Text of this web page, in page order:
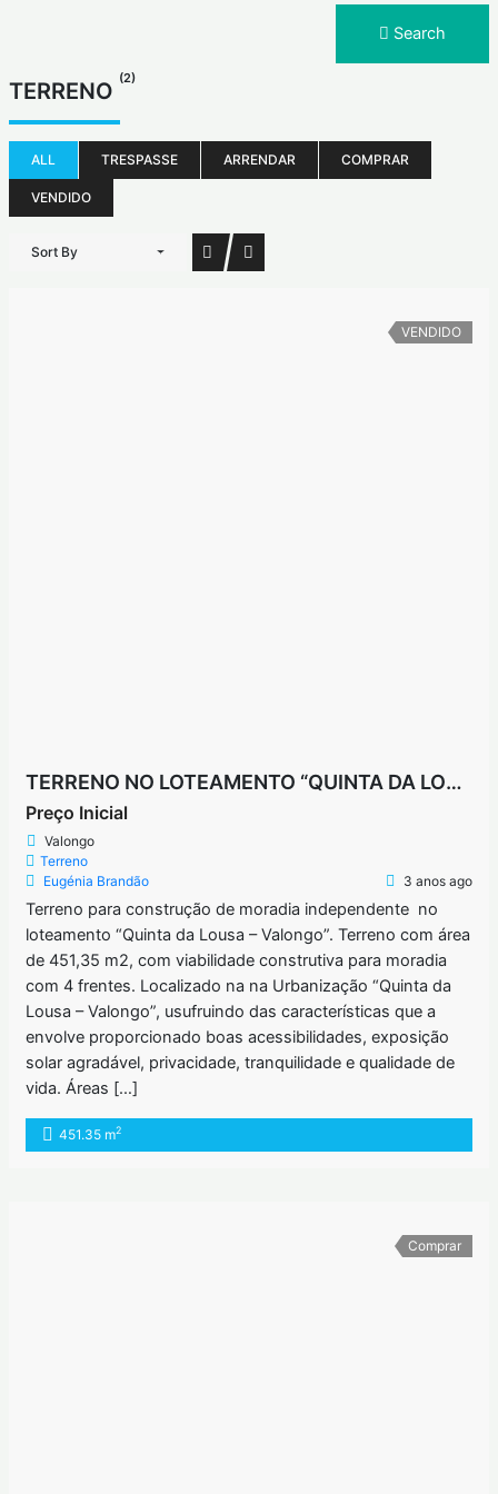
Search
TERRENO (2)
ALL TRESPASSE ARRENDAR COMPRAR
VENDIDO
Sort By
VENDIDO
TERRENO NO LOTEAMENTO “QUINTA DA LOUSA – VALONGO”
Preço Inicial
Valongo
Terreno
Eugénia Brandão
3 anos ago
Terreno para construção de moradia independente no
loteamento “Quinta da Lousa – Valongo”. Terreno com área
de 451,35 m2, com viabilidade construtiva para moradia
com 4 frentes. Localizado na na Urbanização “Quinta da
Lousa – Valongo”, usufruindo das características que a
envolve proporcionado boas acessibilidades, exposição
solar agradável, privacidade, tranquilidade e qualidade de
vida. Áreas […]
451.35 m2
Comprar